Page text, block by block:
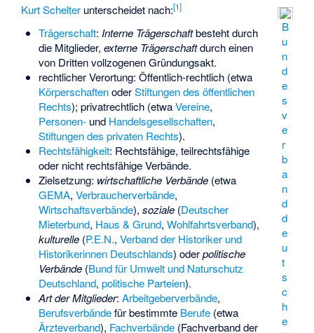
B
u
n
d
e
s
v
e
r
b
a
n
d
d
e
u
t
s
c
h
e
Kurt Schelter unterscheidet nach:[1]
Trägerschaft: Interne Trägerschaftbesteht durch
die Mitglieder, externe Trägerschaftdurch einen
von Dritten vollzogenen Gründungsakt.
rechtlicher Verortung: Öffentlich-rechtlich (etwa
KörperschaftenoderStiftungen des öffentlichen
Rechts); privatrechtlich (etwaVereine,
Personen-und Handelsgesellschaften,
Stiftungen des privaten Rechts).
Rechtsfähigkeit: Rechtsfähige, teilrechtsfähige
oder nicht rechtsfähige Verbände.
Zielsetzung: wirtschaftliche Verbände(etwa
GEMA, Verbraucherverbände,
Wirtschaftsverbände), soziale(Deutscher
Mieterbund, Haus & Grund, Wohlfahrtsverband),
kulturelle(P.E.N., Verband der Historiker und
Historikerinnen Deutschlands) oderpolitische
Verbände(Bund für Umwelt und Naturschutz
Deutschland, politische Parteien).
Art der Mitglieder: Arbeitgeberverbände,
Berufsverbändefür bestimmte Berufe(etwa
Ärzteverband), Fachverbände(Fachverband der